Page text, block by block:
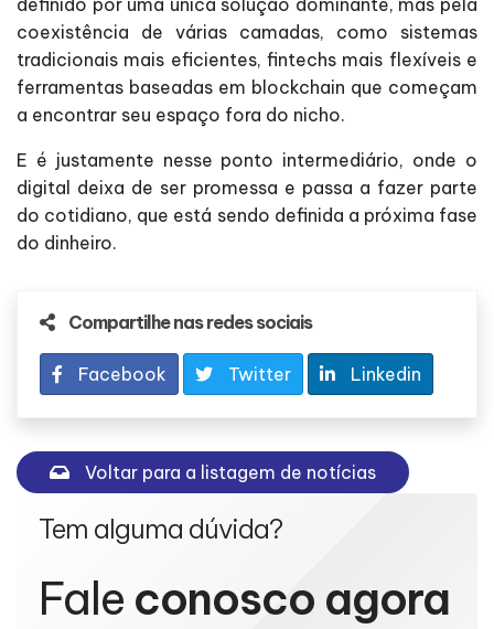
definido por uma única solução dominante, mas pela
coexistência de várias camadas, como sistemas
tradicionais mais eficientes, fintechs mais flexíveis e
ferramentas baseadas em blockchain que começam
a encontrar seu espaço fora do nicho.
E é justamente nesse ponto intermediário, onde o
digital deixa de ser promessa e passa a fazer parte
do cotidiano, que está sendo definida a próxima fase
do dinheiro.
Compartilhe nas redes sociais
Facebook Twitter Linkedin
Voltar para a listagem de notícias
Tem alguma dúvida?
Fale conosco agora